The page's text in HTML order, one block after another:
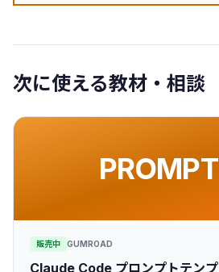
次に使える教材・相談
販売中 GUMROAD
Claude Code プロンプトテン